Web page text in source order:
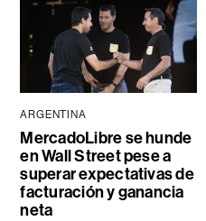
ARGENTINA
MercadoLibre se hunde
en Wall Street pese a
superar expectativas de
facturación y ganancia
neta